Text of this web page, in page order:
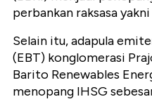
perbankan raksasa
Selain itu, adapula
(EBT) konglomerasi
Barito Renewables
menopang IHSG